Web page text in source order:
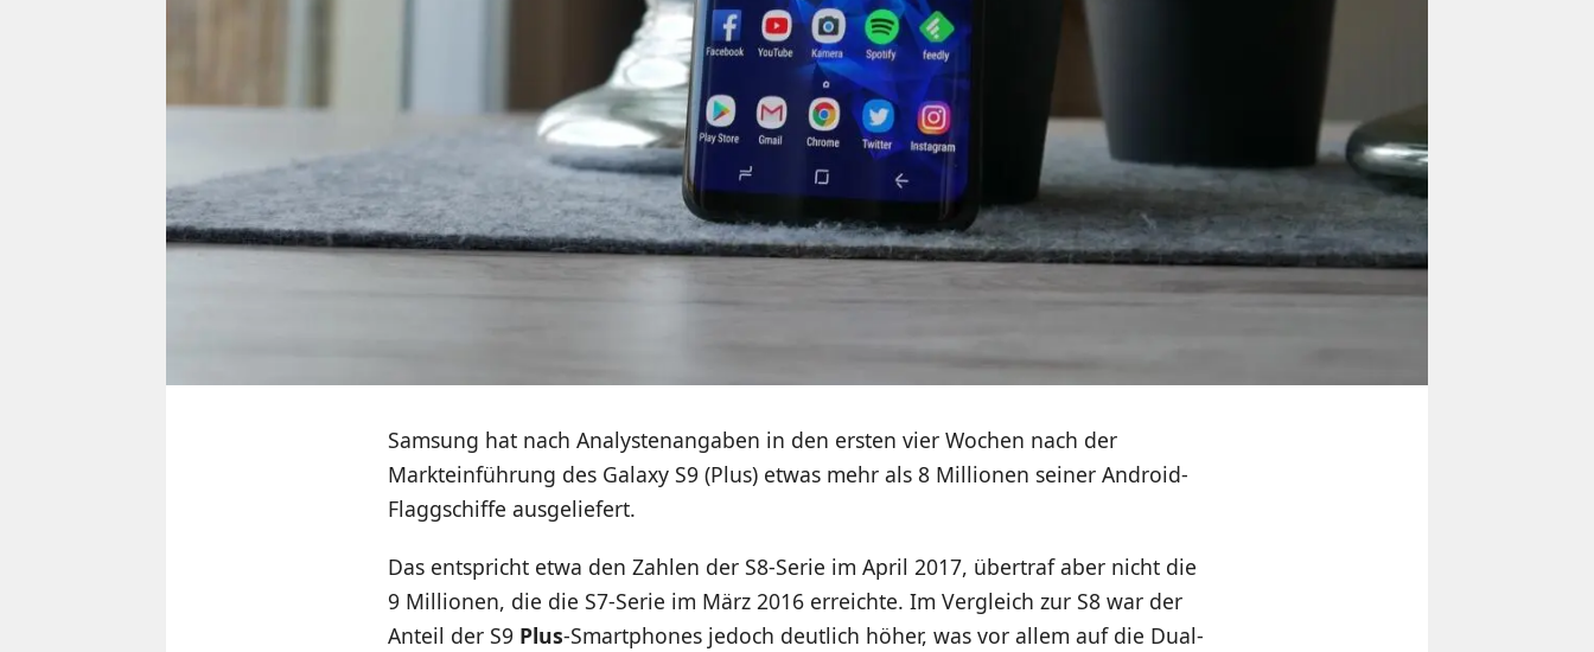
Samsung hat nach Analystenangaben in den ersten vier Wochen nach der
Markteinführung des Galaxy S9 (Plus) etwas mehr als 8 Millionen seiner Android-
Flaggschiffe ausgeliefert.
Das entspricht etwa den Zahlen der S8-Serie im April 2017, übertraf aber nicht die
9 Millionen, die die S7-Serie im März 2016 erreichte. Im Vergleich zur S8 war der
Anteil der S9 Plus-Smartphones jedoch deutlich höher, was vor allem auf die Dual-